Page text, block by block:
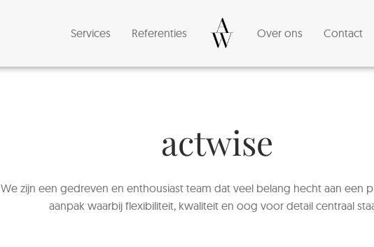
Services Referenties Over ons Contact
actwise
We zijn een gedreven en enthousiast team dat veel belang hecht aan een
aanpak waarbij flexibiliteit, kwaliteit en oog voor detail centraal